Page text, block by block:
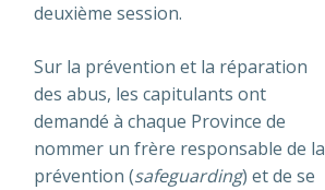
deuxième session.
Sur la prévention et la réparation
des abus, les capitulants ont
demandé à chaque Province de
nommer un frère responsable de la
prévention (safeguarding) et de se